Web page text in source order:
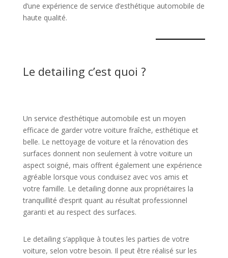
d’une expérience de service d’esthétique automobile de
haute qualité.
Le detailing c’est quoi ?
Un service d’esthétique automobile est un moyen
efficace de garder votre voiture fraîche, esthétique et
belle. Le nettoyage de voiture et la rénovation des
surfaces donnent non seulement à votre voiture un
aspect soigné, mais offrent également une expérience
agréable lorsque vous conduisez avec vos amis et
votre famille. Le detailing donne aux propriétaires la
tranquillité d’esprit quant au résultat professionnel
garanti et au respect des surfaces.
Le detailing s’applique à toutes les parties de votre
voiture, selon votre besoin. Il peut être réalisé sur les